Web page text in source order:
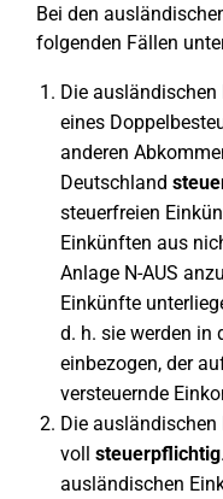
Bei den
folgenden Fällen
Die
eines
anderen
Deutschland
steuerfreien
Einkünften aus
Anlage N-AUS
Einkünfte
d. h. sie werden in
einbezogen, der
versteuernde
Die
voll steuerpflichtig
ausländischen